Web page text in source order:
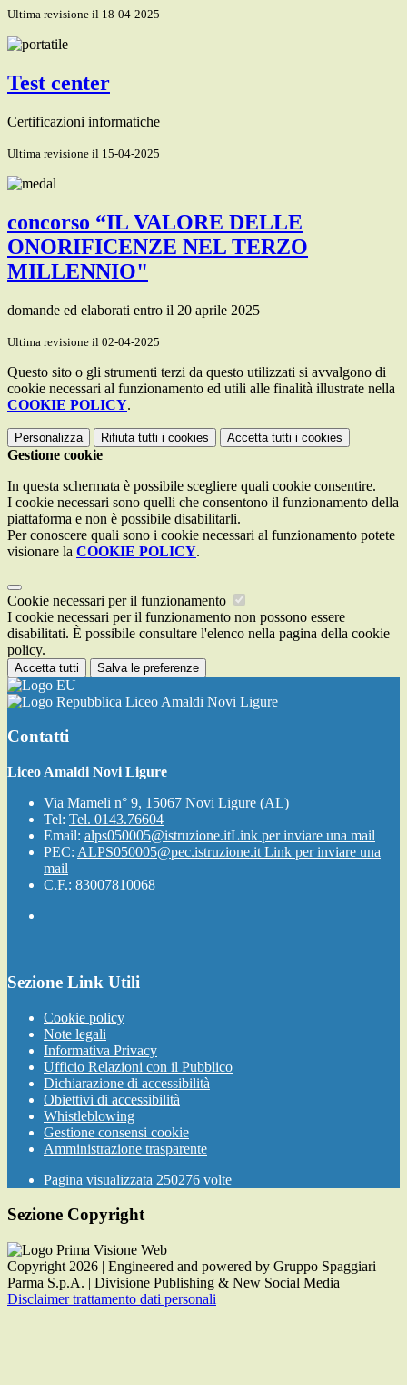
Ultima revisione il 18-04-2025
Test center
Certificazioni informatiche
Ultima revisione il 15-04-2025
concorso “IL VALORE DELLE
ONORIFICENZE NEL TERZO
MILLENNIO"
domande ed elaborati entro il 20 aprile 2025
Ultima revisione il 02-04-2025
Questo sito o gli strumenti terzi da questo utilizzati si avvalgono di
cookie necessari al funzionamento ed utili alle finalità illustrate nella
COOKIE POLICY.
Personalizza Rifiuta tutti i cookies Accetta tutti i cookies
Gestione cookie
In questa schermata è possibile scegliere quali cookie consentire.
I cookie necessari sono quelli che consentono il funzionamento della
piattaforma e non è possibile disabilitarli.
Per conoscere quali sono i cookie necessari al funzionamento potete
visionare la COOKIE POLICY.
Cookie necessari per il funzionamento
I cookie necessari per il funzionamento non possono essere
disabilitati. È possibile consultare l'elenco nella pagina della cookie
policy.
Accetta tutti Salva le preferenze
Liceo Amaldi Novi Ligure
Contatti
Liceo Amaldi Novi Ligure
Via Mameli n° 9, 15067 Novi Ligure (AL)
Tel: Tel. 0143.76604
Email: alps050005@istruzione.itLink per inviare una mail
PEC: ALPS050005@pec.istruzione.it Link per inviare una
mail
C.F.: 83007810068
Sezione Link Utili
Cookie policy
Note legali
Informativa Privacy
Ufficio Relazioni con il Pubblico
Dichiarazione di accessibilità
Obiettivi di accessibilità
Whistleblowing
Gestione consensi cookie
Amministrazione trasparente
Pagina visualizzata 250276 volte
Sezione Copyright
Copyright 2026 | Engineered and powered by Gruppo Spaggiari
Parma S.p.A. | Divisione Publishing & New Social Media
Disclaimer trattamento dati personali